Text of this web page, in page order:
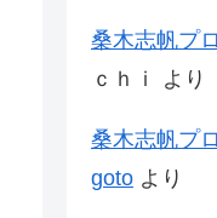
桑木志帆プ
ｃｈｉ
より
桑木志帆プ
goto より